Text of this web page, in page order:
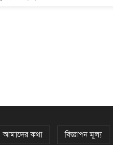
আমাদের কথা বিজ্ঞাপন মূল্য